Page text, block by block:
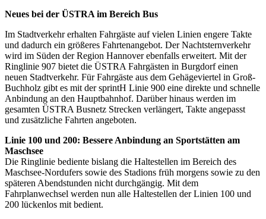
Neues bei der ÜSTRA im Bereich Bus
Im Stadtverkehr erhalten Fahrgäste auf vielen Linien engere Takte
und dadurch ein größeres Fahrtenangebot. Der Nachtsternverkehr
wird im Süden der Region Hannover ebenfalls erweitert. Mit der
Ringlinie 907 bietet die ÜSTRA Fahrgästen in Burgdorf einen
neuen Stadtverkehr. Für Fahrgäste aus dem Gehägeviertel in Groß-
Buchholz gibt es mit der sprintH Linie 900 eine direkte und schnelle
Anbindung an den Hauptbahnhof. Darüber hinaus werden im
gesamten ÜSTRA Busnetz Strecken verlängert, Takte angepasst
und zusätzliche Fahrten angeboten.
Linie 100 und 200: Bessere Anbindung an Sportstätten am
Maschsee
Die Ringlinie bediente bislang die Haltestellen im Bereich des
Maschsee-Nordufers sowie des Stadions früh morgens sowie zu den
späteren Abendstunden nicht durchgängig. Mit dem
Fahrplanwechsel werden nun alle Haltestellen der Linien 100 und
200 lückenlos mit bedient.